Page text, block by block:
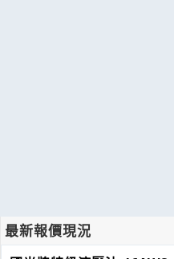
最新報價現況